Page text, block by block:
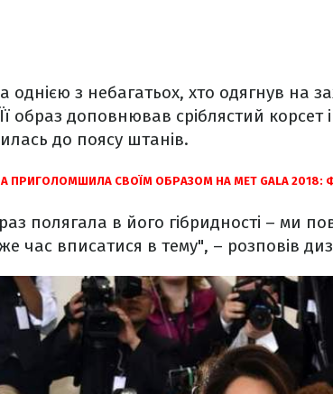
однією з небагатьох, хто одягнув на
образ доповнював сріблястий корсет
до поясу штанів.
ПРИГОЛОМШИЛА СВОЇМ ОБРАЗОМ НА MET GALA 2018:
полягала в його гібридності – ми
час вписатися в тему", – розповів